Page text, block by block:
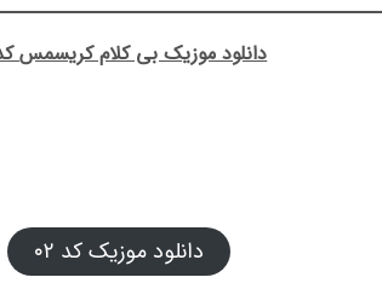
دانلود موزیک بی کلام کریسمس کد
دانلود موزیک کد ۰۲